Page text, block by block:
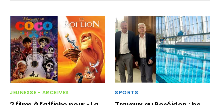
JEUNESSE - ARCHIVES SPORTS